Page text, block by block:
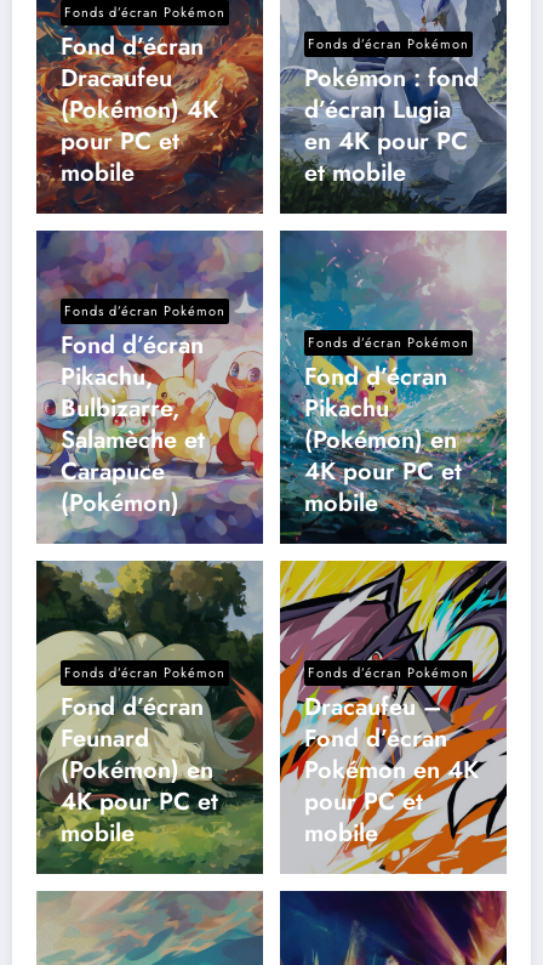
Fonds d’écran Pokémon
Fond d’écran
Dracaufeu
(Pokémon) 4K
pour PC et
mobile
Fonds d’écran Pokémon
Pokémon : fond
d’écran Lugia
en 4K pour PC
et mobile
Fonds d’écran Pokémon
Fond d’écran
Pikachu,
Bulbizarre,
Salamèche et
Carapuce
(Pokémon)
Fonds d’écran Pokémon
Fond d’écran
Pikachu
(Pokémon) en
4K pour PC et
mobile
Fonds d’écran Pokémon
Fond d’écran
Feunard
(Pokémon) en
4K pour PC et
mobile
Fonds d’écran Pokémon
Dracaufeu –
Fond d’écran
Pokémon en 4K
pour PC et
mobile